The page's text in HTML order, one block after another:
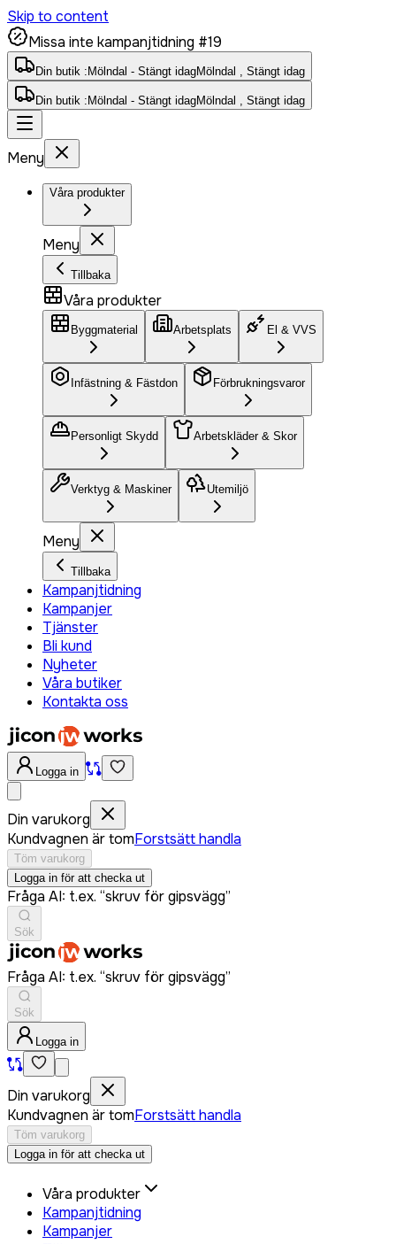
Skip to content
Missa inte kampanjtidning #19
Din butik : Mölndal - Stängt idagMölndal , Stängt idag
Din butik : Mölndal - Stängt idagMölndal , Stängt idag
Meny
Våra produkter
Meny
Tillbaka
Våra produkter
Byggmaterial Arbetsplats El & VVS
Infästning & Fästdon Förbrukningsvaror
Personligt Skydd Arbetskläder & Skor
Verktyg & Maskiner Utemiljö
Meny
Tillbaka
Kampanjtidning
Kampanjer
Tjänster
Bli kund
Nyheter
Våra butiker
Kontakta oss
Logga in
Din varukorg
Kundvagnen är tomForstsätt handla
Töm varukorg
Logga in för att checka ut
Fråga AI: t.ex. “skruv för gipsvägg”
Sök
Fråga AI: t.ex. “skruv för gipsvägg”
Sök
Logga in
Din varukorg
Kundvagnen är tomForstsätt handla
Töm varukorg
Logga in för att checka ut
Våra produkter
Kampanjtidning
Kampanjer